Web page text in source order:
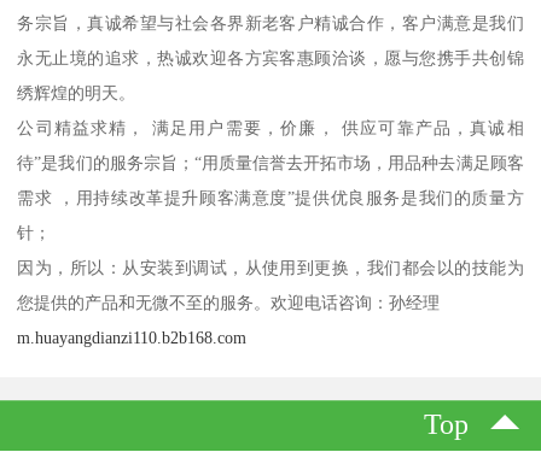
务宗旨，真诚希望与社会各界新老客户精诚合作，客户满意是我们
永无止境的追求，热诚欢迎各方宾客惠顾洽谈，愿与您携手共创锦
绣辉煌的明天。
公司精益求精， 满足用户需要，价廉， 供应可靠产品，真诚相
待”是我们的服务宗旨；“用质量信誉去开拓市场，用品种去满足顾客
需求 ，用持续改革提升顾客满意度”提供优良服务是我们的质量方
针；
因为，所以：从安装到调试，从使用到更换，我们都会以的技能为
您提供的产品和无微不至的服务。欢迎电话咨询：孙经理
m.huayangdianzi110.b2b168.com
Top